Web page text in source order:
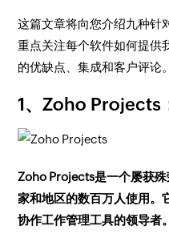
这篇文章将向您介绍九种针
重点关注每个软件如何提供
的优缺点、集成和客户评论。
1、Zoho Projects
Zoho Projects是一个屡获
家和地区的数百万人使用。
协作工作管理工具的领导者。